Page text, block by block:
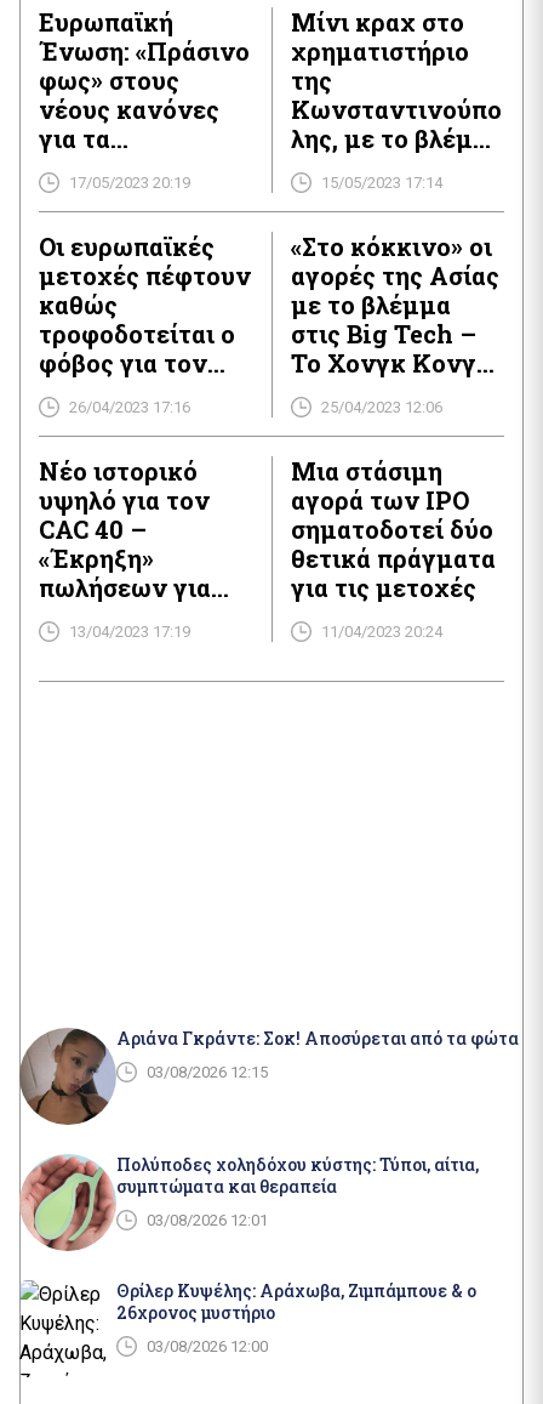
7758.47 μονάδες θετικός κατά 0,46%. Ο γερμανικός
δείκτης DAX διαπραγματεύεται ανοδικά κατά 0,43%, στις
16179.46. Ο γαλλικός δείκτης CAC 40 διαπραγματεύεται
υψηλότερα κατά […]
Ευρωπαϊκή
Ένωση: «Πράσινο
φως» στους
νέους κανόνες
για τα
κρυπτονομίσματ
α
17/05/2023 20:19
Μίνι κραχ στο
χρηματιστήριο
της
Κωνσταντινούπο
λης, με το βλέμμα
στον β΄ γύρο των
εκλογών
15/05/2023 17:14
Οι ευρωπαϊκές
μετοχές πέφτουν
καθώς
τροφοδοτείται ο
φόβος για τον
τραπεζικό κλάδο
26/04/2023 17:16
«Στο κόκκινο» οι
αγορές της Ασίας
με το βλέμμα
στις Big Tech –
Το Χονγκ Κονγκ
-2% 25/04/2023 12:06
Nέο ιστορικό
υψηλό για τον
CAC 40 –
«Έκρηξη»
πωλήσεων για
την LVMH
13/04/2023 17:19
Μια στάσιμη
αγορά των IPO
σηματοδοτεί δύο
θετικά πράγματα
για τις μετοχές
11/04/2023 20:24
Αριάνα Γκράντε: Σοκ! Αποσύρεται από τα φώτα
03/08/2026 12:15
Πολύποδες χοληδόχου κύστης: Τύποι, αίτια,
συμπτώματα και θεραπεία
03/08/2026 12:01
Θρίλερ Κυψέλης: Αράχωβα, Ζιμπάμπουε & ο
26χρονος μυστήριο
03/08/2026 12:00